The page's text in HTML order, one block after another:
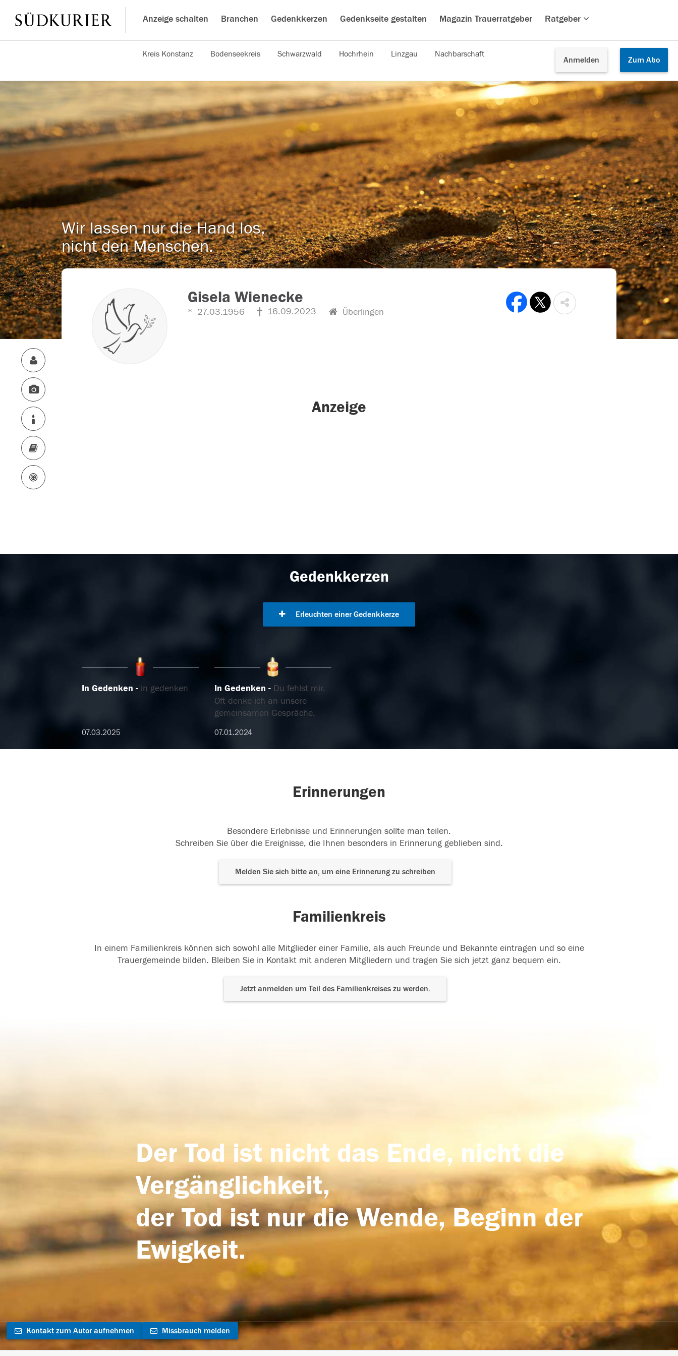
Anzeige schalten Branchen Gedenkkerzen Gedenkseite gestalten Magazin Trauerratgeber Ratgeber
Anmelden Zum Abo
Kreis Konstanz Bodenseekreis Schwarzwald Hochrhein Linzgau Nachbarschaft
Wir lassen nur die Hand los,
nicht den Menschen.
Gisela Wienecke
27.03.1956 16.09.2023 Überlingen
Anzeige
Gedenkkerzen
Erleuchten einer Gedenkkerze
In Gedenken in gedenken
07.03.2025
In Gedenken
Du fehlst mir.
Oft denke ich an unsere
gemeinsamen Gespräche.
07.01.2024
Erinnerungen
Besondere Erlebnisse und Erinnerungen sollte man teilen.
Schreiben Sie über die Ereignisse, die Ihnen besonders in Erinnerung geblieben sind.
Melden Sie sich bitte an, um eine Erinnerung zu schreiben
Familienkreis
In einem Familienkreis können sich sowohl alle Mitglieder einer Familie, als auch Freunde und Bekannte eintragen und so eine
Trauergemeinde bilden. Bleiben Sie in Kontakt mit anderen Mitgliedern und tragen Sie sich jetzt ganz bequem ein.
Jetzt anmelden um Teil des Familienkreises zu werden.
Der Tod ist nicht das Ende, nicht die
Vergänglichkeit,
der Tod ist nur die Wende, Beginn der
Ewigkeit.
Kontakt zum Autor aufnehmen Missbrauch melden